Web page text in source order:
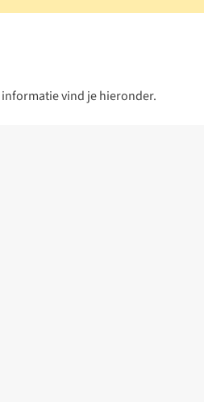
vind je hieronder.